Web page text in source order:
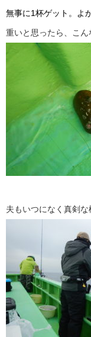
無事に1杯ゲット。よ
重いと思ったら、こん
夫もいつになく真剣な